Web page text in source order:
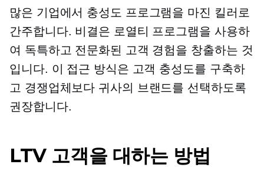
많은 기업에서 충성도 프로그램을 마진 킬러로
간주합니다. 비결은 로열티 프로그램을 사용하
여 독특하고 전문화된 고객 경험을 창출하는 것
입니다. 이 접근 방식은 고객 충성도를 구축하
고 경쟁업체보다 귀사의 브랜드를 선택하도록
권장합니다.
LTV 고객을 대하는 방법